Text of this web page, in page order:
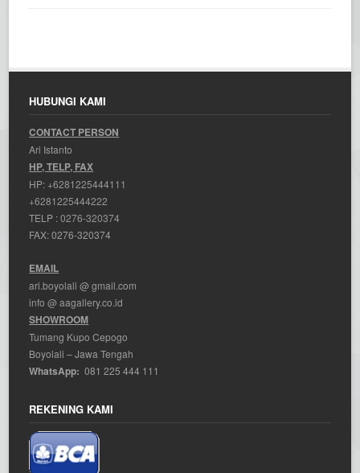
HUBUNGI KAMI
CONTACT PERSON
Ari Istanto
HP, TELP, FAX
HP: +6281225444111
+6281225444222
TELP :0276-320374
FAX: 0276-320374
EMAIL
ari.boyolali @ gmail.com
info @ aagallery.co.id
SHOWROOM
Tumang Kupo Cepogo
Boyolali – Jawa Tengah
WhatsApp: 081 225 444 111
REKENING KAMI